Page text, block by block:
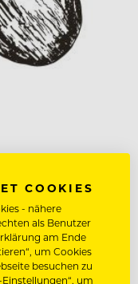
COOKIES
- nähere
als Benutzer
am Ende
um Cookies
besuchen zu
um